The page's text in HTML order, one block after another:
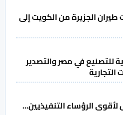
طيران الجزيرة من الكويت إلى
للتصنيع في مصر والتصدير
التجارية
الرؤساء التنفيذيين...